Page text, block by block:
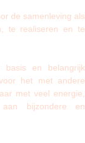
de samenleving als
te realiseren en te
basis en belangrijk
het met andere
met veel energie,
bijzondere en